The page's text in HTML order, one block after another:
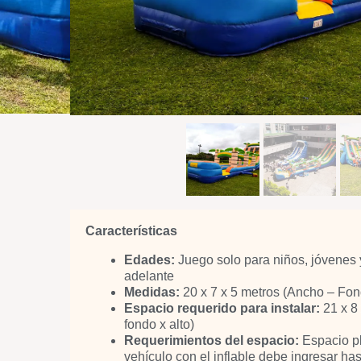
Características
Edades: Juego solo para niños, jóvenes
adelante
Medidas: 20 x 7 x 5 metros (Ancho –
Espacio requerido para instalar: 21 x
fondo x alto)
Requerimientos del espacio: Espacio
vehículo con el inflable debe ingresar